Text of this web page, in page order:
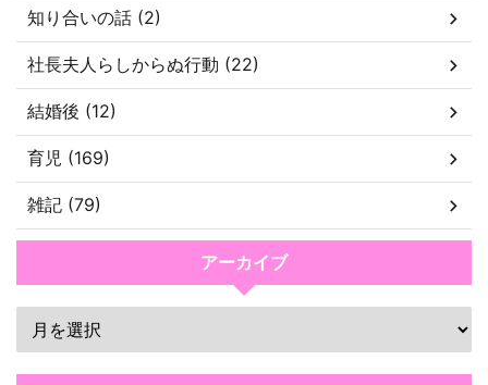
知り合いの話 (2)
社長夫人らしからぬ行動 (22)
結婚後 (12)
育児 (169)
雑記 (79)
アーカイブ